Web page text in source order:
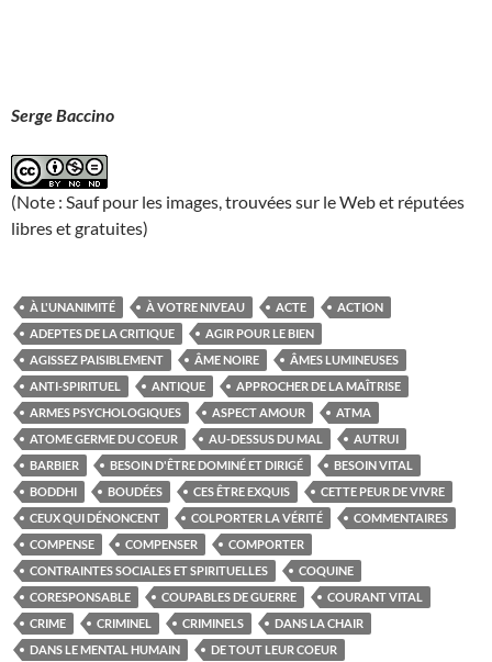
Serge Baccino
(Note : Sauf pour les images, trouvées sur le Web et réputées
libres et gratuites)
À L'UNANIMITÉ À VOTRE NIVEAU ACTE
ACTION
ADEPTES DE LA CRITIQUE
AGIR POUR LE BIEN
AGISSEZ PAISIBLEMENT
ÂME NOIRE
ÂMES LUMINEUSES
ANTI-SPIRITUEL
ANTIQUE
APPROCHER DE LA MAÎTRISE
ARMES PSYCHOLOGIQUES
ASPECT AMOUR
ATMA
ATOME GERME DU COEUR
AU-DESSUS DU MAL
AUTRUI
BARBIER
BESOIN D'ÊTRE DOMINÉ ET DIRIGÉ
BESOIN VITAL
BODDHI
BOUDÉES CES ÊTRE EXQUIS
CETTE PEUR DE VIVRE
CEUX QUI DÉNONCENT
COLPORTER LA VÉRITÉ
COMMENTAIRES
COMPENSE
COMPENSER
COMPORTER
CONTRAINTES SOCIALES ET SPIRITUELLES
COQUINE
CORESPONSABLE
COUPABLES DE GUERRE
COURANT VITAL
CRIME
CRIMINEL CRIMINELS
DANS LA CHAIR
DANS LE MENTAL HUMAIN
DE TOUT LEUR COEUR